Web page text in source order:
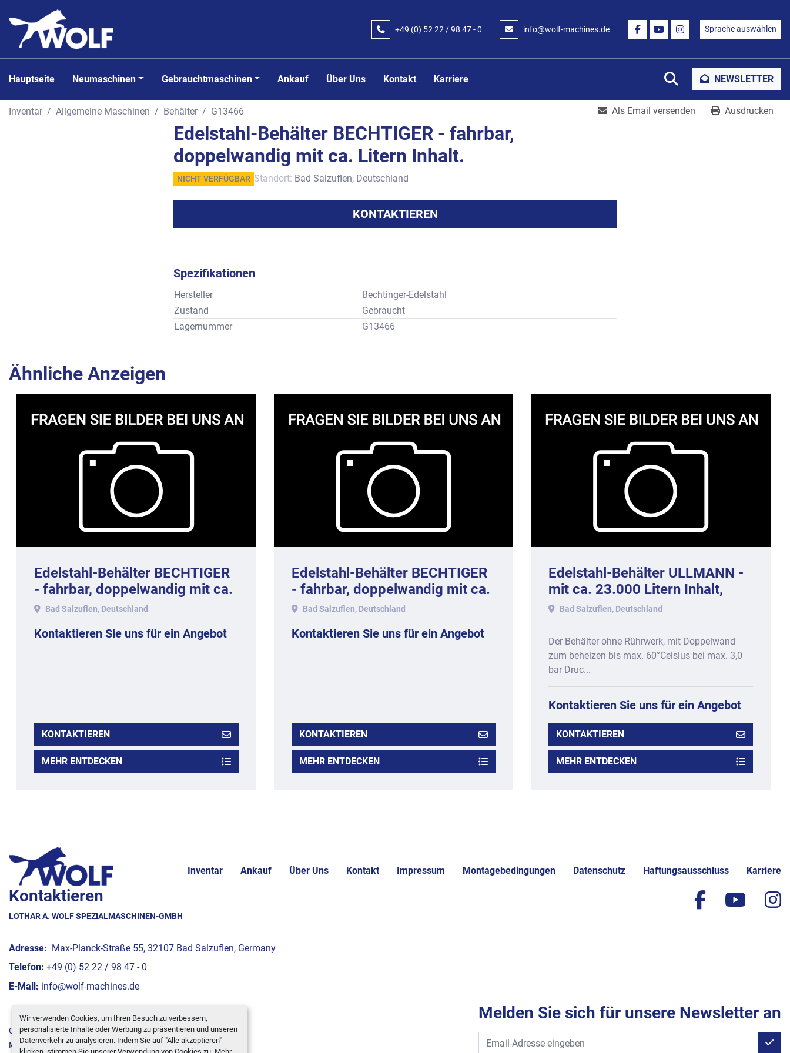
Wir verwenden Cookies, um Ihren Besuch zu verbessern,
personalisierte Inhalte oder Werbung zu präsentieren und unseren
Datenverkehr zu analysieren. Indem Sie auf "Alle akzeptieren"
+49 (0) 52 22 / 98 47 - 0 info@wolf-machines.de
FACEBOOK
YOUTUBEINSTAGRAM
Sprache auswählen
Hauptseite Neumaschinen Gebrauchtmaschinen Ankauf Über Uns Kontakt Karriere SucheNEWSLETTER
Inventar Allgemeine Maschinen Behälter G13466 Als Email versenden Ausdrucken
Edelstahl-Behälter BECHTIGER - fahrbar,
doppelwandig mit ca. Litern Inhalt.
NICHT VERFÜGBAR Standort: Bad Salzuflen, Deutschland
KONTAKTIEREN
Spezifikationen
Hersteller
Bechtinger-Edelstahl
Zustand
Gebraucht
Lagernummer
G13466
Ähnliche Anzeigen
Edelstahl-Behälter BECHTIGER
- fahrbar, doppelwandig mit ca.
Litern Inhalt.
Bad Salzuflen, Deutschland
Kontaktieren Sie uns für ein Angebot
KONTAKTIEREN
MEHR ENTDECKEN
Edelstahl-Behälter BECHTIGER
- fahrbar, doppelwandig mit ca.
Litern Inhalt.
Bad Salzuflen, Deutschland
Kontaktieren Sie uns für ein Angebot
KONTAKTIEREN
MEHR ENTDECKEN
Edelstahl-Behälter ULLMANN -
mit ca. 23.000 Litern Inhalt,
doppelwandig, 2022.
Bad Salzuflen, Deutschland
Der Behälter ohne Rührwerk, mit Doppelwand
zum beheizen bis max. 60°Celsius bei max. 3,0
bar Druc...
Kontaktieren Sie uns für ein Angebot
KONTAKTIEREN
MEHR ENTDECKEN
Inventar Ankauf Über Uns Kontakt Impressum Montagebedingungen Datenschutz Haftungsausschluss Karriere
Kontaktieren
LOTHAR A. WOLF SPEZIALMASCHINEN-GMBH
Adresse: Max-Planck-Straße 55, 32107 Bad Salzuflen, Germany
Telefon: +49 (0) 52 22 / 98 47 - 0
E-Mail: info@wolf-machines.de
Cookie-Einstellungen
Machinio System-Website vonMachinio
facebook
Melden Sie sich für unsere Newsletter an